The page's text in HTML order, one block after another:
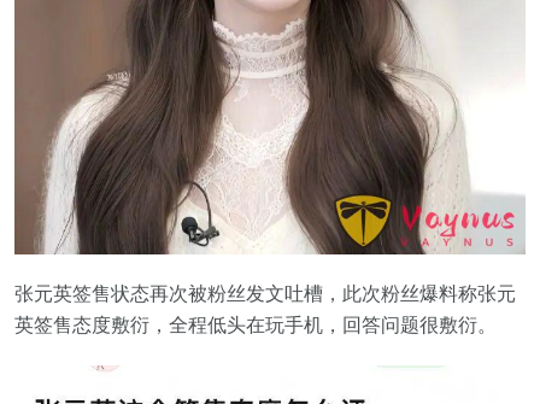
张元英签售状态再次被粉丝发文吐槽，此次粉丝爆料称张元
英签售态度敷衍，全程低头在玩手机，回答问题很敷衍。